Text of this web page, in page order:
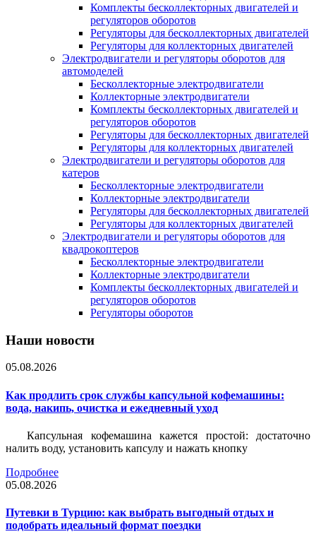
Комплекты бесколлекторных двигателей и
регуляторов оборотов
Регуляторы для бесколлекторных двигателей
Регуляторы для коллекторных двигателей
Электродвигатели и регуляторы оборотов для
автомоделей
Бесколлекторные электродвигатели
Коллекторные электродвигатели
Комплекты бесколлекторных двигателей и
регуляторов оборотов
Регуляторы для бесколлекторных двигателей
Регуляторы для коллекторных двигателей
Электродвигатели и регуляторы оборотов для
катеров
Бесколлекторные электродвигатели
Коллекторные электродвигатели
Регуляторы для бесколлекторных двигателей
Регуляторы для коллекторных двигателей
Электродвигатели и регуляторы оборотов для
квадрокоптеров
Бесколлекторные электродвигатели
Коллекторные электродвигатели
Комплекты бесколлекторных двигателей и
регуляторов оборотов
Регуляторы оборотов
Наши новости
05.08.2026
Как продлить срок службы капсульной кофемашины:
вода, накипь, очистка и ежедневный уход
Капсульная кофемашина кажется простой: достаточно
налить воду, установить капсулу и нажать кнопку
Подробнее
05.08.2026
Путевки в Турцию: как выбрать выгодный отдых и
подобрать идеальный формат поездки